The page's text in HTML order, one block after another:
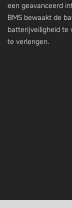
een geavanceerd
BMS bewaakt de
batterijveiligheid te
te verlengen.